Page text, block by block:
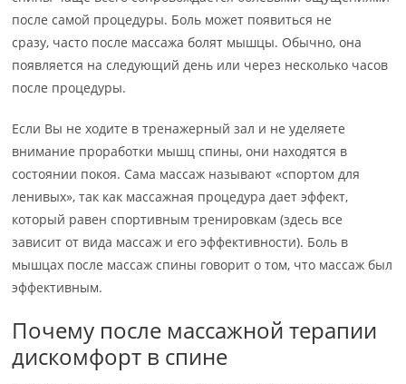
после самой процедуры. Боль может появиться не
сразу, часто после массажа болят мышцы. Обычно, она
появляется на следующий день или через несколько часов
после процедуры.
Если Вы не ходите в тренажерный зал и не уделяете
внимание проработки мышц спины, они находятся в
состоянии покоя. Сама массаж называют «спортом для
ленивых», так как массажная процедура дает эффект,
который равен спортивным тренировкам (здесь все
зависит от вида массаж и его эффективности). Боль в
мышцах после массаж спины говорит о том, что массаж был
эффективным.
Почему после массажной терапии
дискомфорт в спине